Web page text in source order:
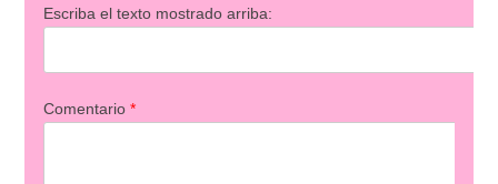
Escriba el texto mostrado arriba:
Comentario *